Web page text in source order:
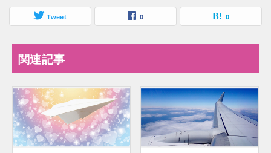
Tweet 0 0
関連記事